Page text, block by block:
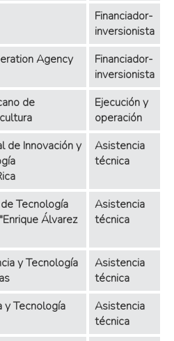
Financiador-
inversionista
Agency
Financiador-
inversionista
de
Ejecución y
operación
de Innovación y
Asistencia
técnica
Tecnología
Álvarez
Asistencia
técnica
y Tecnología
Asistencia
técnica
y Tecnología
Asistencia
técnica